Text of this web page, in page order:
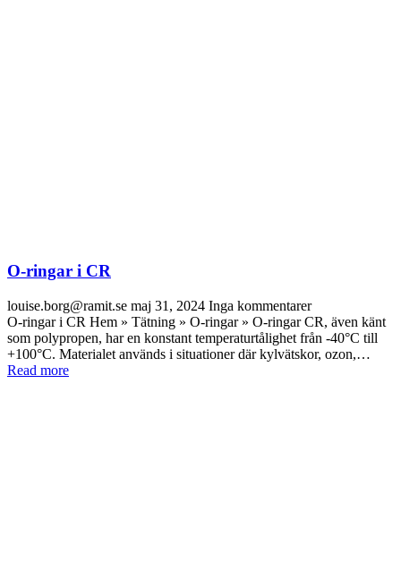
O-ringar i CR
louise.borg@ramit.se maj 31, 2024 Inga kommentarer
O-ringar i CR Hem » Tätning » O-ringar » O-ringar CR, även känt
som polypropen, har en konstant temperaturtålighet från -40°C till
+100°C. Materialet används i situationer där kylvätskor, ozon,…
Read more